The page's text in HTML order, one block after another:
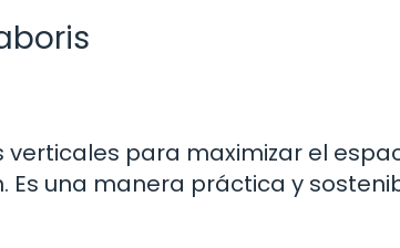
para maximizar el
una manera práctica y